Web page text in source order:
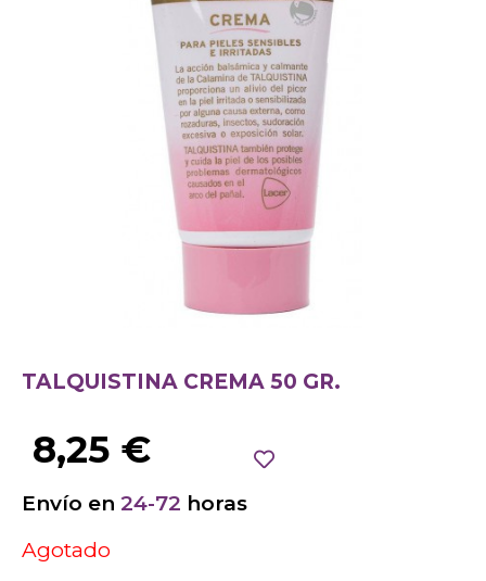
TALQUISTINA CREMA 50 GR.
8,25 €
Envío en 24-72 horas
Agotado